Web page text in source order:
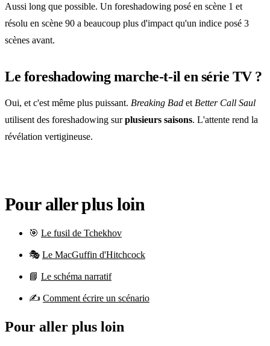
Aussi long que possible. Un foreshadowing posé en scène 1 et
résolu en scène 90 a beaucoup plus d'impact qu'un indice posé 3
scènes avant.
Le foreshadowing marche-t-il en série TV ?
Oui, et c'est même plus puissant. Breaking Bad et Better Call Saul
utilisent des foreshadowing surplusieurs saisons. L'attente rend la
révélation vertigineuse.
Pour aller plus loin
🎯 Le fusil de Tchekhov
🎭 Le MacGuffin d'Hitchcock
📘 Le schéma narratif
✍️ Comment écrire un scénario
Pour aller plus loin